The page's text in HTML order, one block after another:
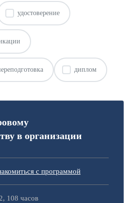
удостоверение
диплом
в организации
с программой
108 часов